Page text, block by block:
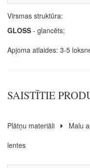
Virsmas struktūra:
GLOSS - glancēts;
Apjoma atlaides: 3-5
SAISTĪTIE
Plātņu materiāli Malu
lentes